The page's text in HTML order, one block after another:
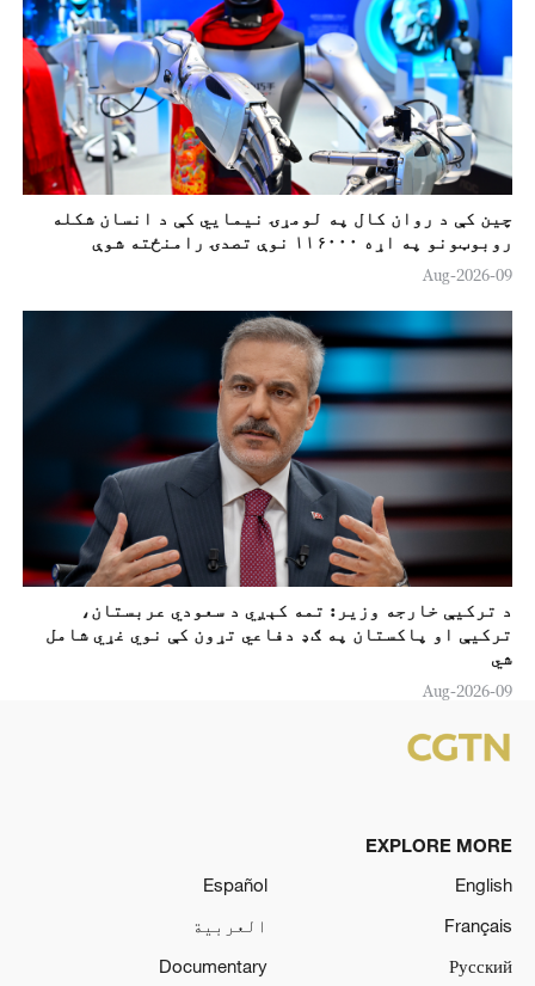
چين کې د روان کال په لومړۍ نیمایي کې د انسان شکله
روبوټونو په اړه ۱۱۶۰۰۰ نوې تصدۍ رامنځته شوې
09-Aug-2026
د ترکيې خارجه وزير: تمه کېږي د سعودي عربستان،
ترکيې او پاکستان په ګډ دفاعي تړون کې نوي غړي شامل
شي
09-Aug-2026
EXPLORE MORE
English
Español
Français
العربية
Русский
Documentary